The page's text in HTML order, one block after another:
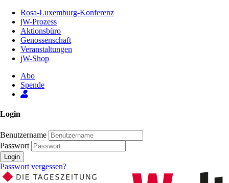
Inhalt
Seite
Rosa-Luxemburg-Konferenz
jW-Prozess
Aktionsbüro
Genossenschaft
Veranstaltungen
jW-Shop
Abo
Spende
Login
Benutzername
Passwort
Login
Passwort vergessen?